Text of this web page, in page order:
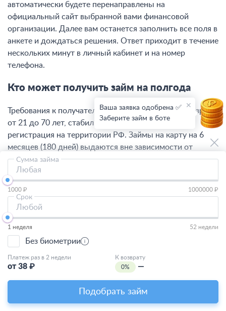
Любая
Сумма займа
1000 ₽ 1000000 ₽
Любой
Срок
1 неделя 52 недели
Без биометрии
Платеж раз в 2 недели
от38 ₽
К возврату
0%
—
Подобрать займ
автоматически будете перенаправлены на
официальный сайт выбранной вами финансовой
организации. Далее вам останется заполнить все поля в
анкете и дождаться решения. Ответ приходит в течение
нескольких минут в личный кабинет и на номер
телефона.
Кто может получить займ на полгода
Требования к получателям денег минимальные: возраст
от 21 до 70 лет, стабильный источник дохода,
регистрация на территории РФ. Займы на карту на 6
месяцев (180 дней) выдаются вне зависимости от
кредитной истории и наличия открытых просрочек по
другим кредитам.
Лучшие предложения по займам на
полгода
🔸 Минимальная сумма:
🔸 Максимальная сумма: 5000000 рублей
🔸 Минимальный возраст заемщика: 18 лет
Часто задаваемые вопросы
Ваша заявка одобрена ✅
Заберите займ в боте